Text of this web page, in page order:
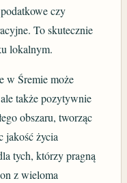
czy
To skutecznie
lokalnym.
w Śremie może
także pozytywnie
obszaru, tworząc
jakość życia
tych, którzy pragną
z wieloma